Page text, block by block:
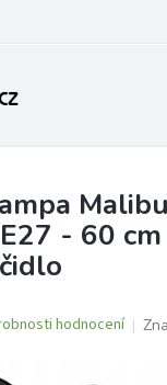
- 60
hodnocení